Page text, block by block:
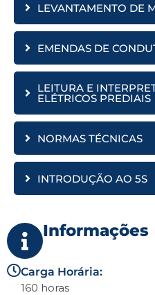
LEVANTAMENTO DE
EMENDAS DE
LEITURA E
ELÉTRICOS PREDIAIS
NORMAS TÉCNICAS
INTRODUÇÃO AO 5S
Informações
Carga Horária:
160 horas